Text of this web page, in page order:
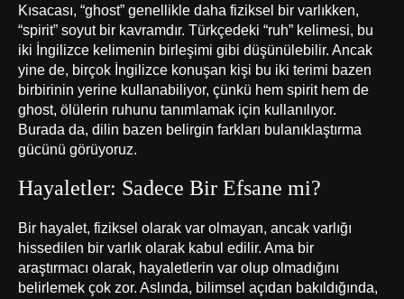
Kısacası, “ghost” genellikle daha fiziksel bir varlıkken,
“spirit” soyut bir kavramdır. Türkçedeki “ruh” kelimesi, bu
iki İngilizce kelimenin birleşimi gibi düşünülebilir. Ancak
yine de, birçok İngilizce konuşan kişi bu iki terimi bazen
birbirinin yerine kullanabiliyor, çünkü hem spirit hem de
ghost, ölülerin ruhunu tanımlamak için kullanılıyor.
Burada da, dilin bazen belirgin farkları bulanıklaştırma
gücünü görüyoruz.
Hayaletler: Sadece Bir Efsane mi?
Bir hayalet, fiziksel olarak var olmayan, ancak varlığı
hissedilen bir varlık olarak kabul edilir. Ama bir
araştırmacı olarak, hayaletlerin var olup olmadığını
belirlemek çok zor. Aslında, bilimsel açıdan bakıldığında,